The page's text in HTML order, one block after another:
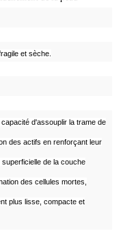
et sèche.
d'assouplir la trame de
des actifs en renforçant leur
de la couche
des cellules mortes,
plus lisse, compacte et